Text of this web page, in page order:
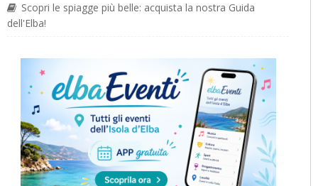
Scopri le spiagge più belle: acquista la nostra Guida
dell'Elba!